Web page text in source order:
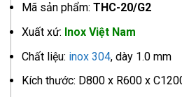
Mã sản phẩm: THC-20/G2
Xuất xứ: Inox Việt Nam
Chất liệu: inox 304, dày 1.0 mm
Kích thước: D800 x R600 x